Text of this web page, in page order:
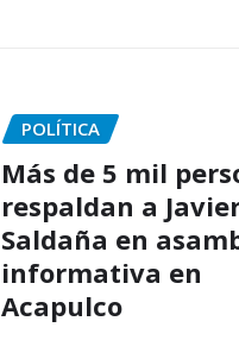
POLÍTICA
Más de 5 mil
respaldan a
Saldaña en
informativa en
Acapulco